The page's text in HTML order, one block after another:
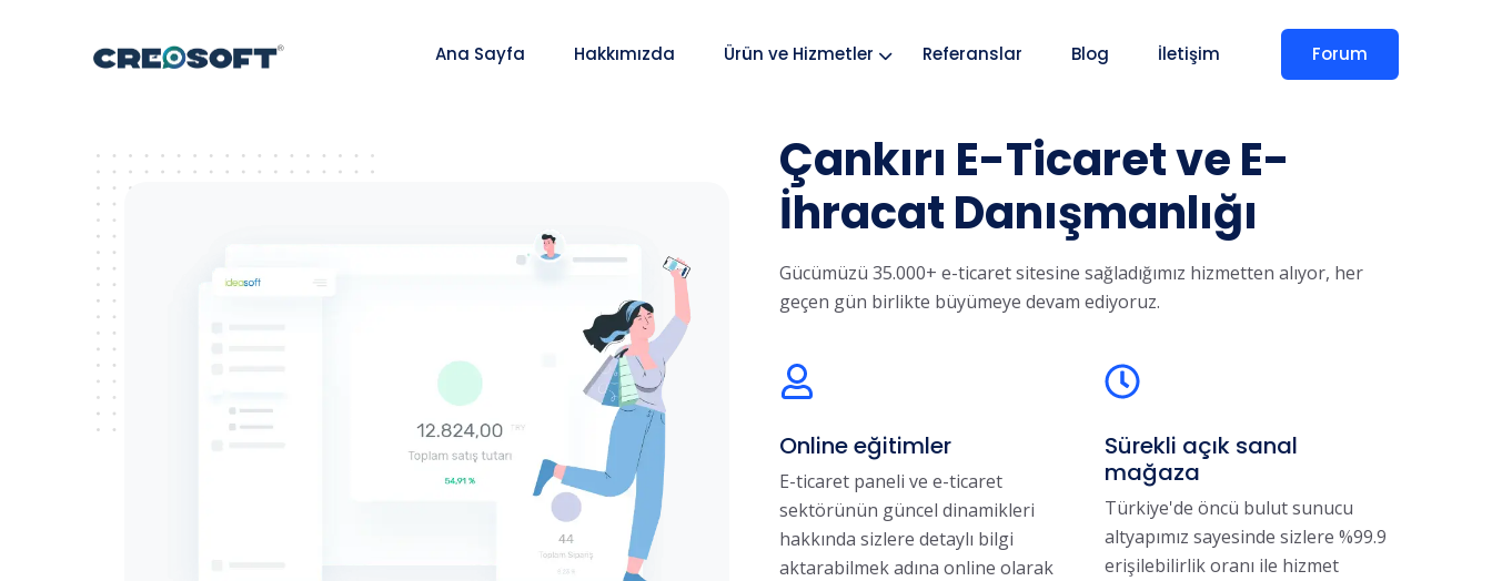
Ana Sayfa Hakkımızda Ürün ve Hizmetler Referanslar Blog İletişim Forum
Çankırı E-Ticaret ve E-
İhracat Danışmanlığı
Gücümüzü 35.000+ e-ticaret sitesine sağladığımız hizmetten alıyor, her
geçen gün birlikte büyümeye devam ediyoruz.
Online eğitimler
E-ticaret paneli ve e-ticaret
sektörünün güncel dinamikleri
hakkında sizlere detaylı bilgi
aktarabilmek adına online olarak
Sürekli açık sanal
mağaza
Türkiye'de öncü bulut sunucu
altyapımız sayesinde sizlere %99.9
erişilebilirlik oranı ile hizmet